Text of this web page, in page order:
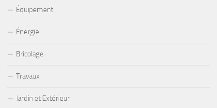
Équipement
Énergie
Bricolage
Travaux
Jardin et Extérieur